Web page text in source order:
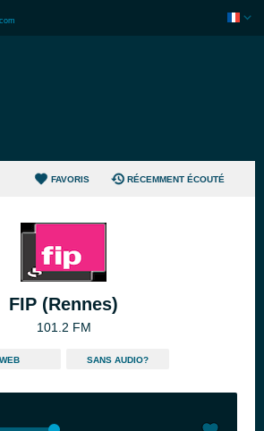
FAVORIS RÉCEMMENT ÉCOUTÉ
FIP (Rennes)
101.2 FM
WEB SANS AUDIO?